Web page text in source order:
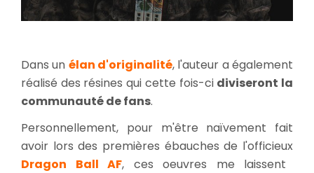
Dans un élan d'originalité, l'auteur a également
réalisé des résines qui cette fois-ci diviseront la
communauté de fans.
Personnellement, pour m'être naïvement fait
avoir lors des premières ébauches de l'officieux
Dragon Ball AF, ces oeuvres me laissent